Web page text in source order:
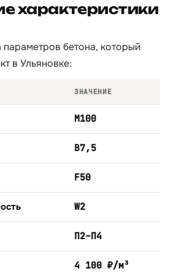
характеристики
бетона, который
в Ульяновке:
ЗНАЧЕНИЕ
М100
B7,5
F50
W2
П2–П4
4 100 ₽/м³